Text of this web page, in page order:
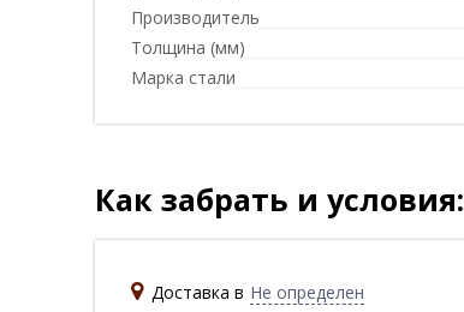
Производитель
Толщина (мм)
Марка стали
Как забрать и условия:
Доставка в Не определен